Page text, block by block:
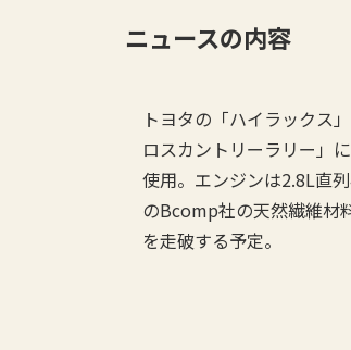
ニュースの内容
トヨタの「ハイラックス
ロスカントリーラリー」
使用。エンジンは2.8L直
のBcomp社の天然繊維材
を走破する予定。